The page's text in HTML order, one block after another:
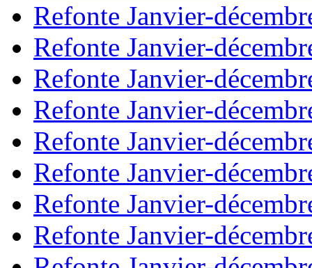
Refonte Janvier-
Refonte Janvier-
Refonte Janvier-
Refonte Janvier-
Refonte Janvier-
Refonte Janvier-
Refonte Janvier-
Refonte Janvier-